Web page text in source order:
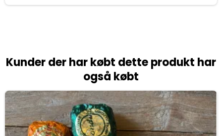
Kunder der har købt dette produkt har
også købt